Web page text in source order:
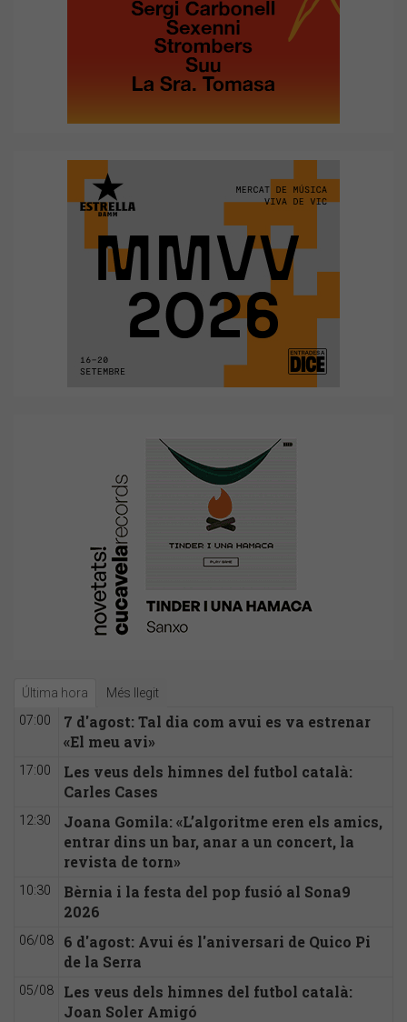
Última hora Més llegit
07:00
7 d'agost: Tal dia com avui es va estrenar
«El meu avi»
17:00
Les veus dels himnes del futbol català:
Carles Cases
12:30
Joana Gomila: «L’algoritme eren els amics,
entrar dins un bar, anar a un concert, la
revista de torn»
10:30
Bèrnia i la festa del pop fusió al Sona9
2026
06/08
6 d'agost: Avui és l'aniversari de Quico Pi
de la Serra
05/08
Les veus dels himnes del futbol català:
Joan Soler Amigó